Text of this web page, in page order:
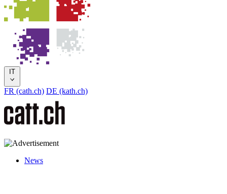
IT
FR (cath.ch) DE (kath.ch)
News